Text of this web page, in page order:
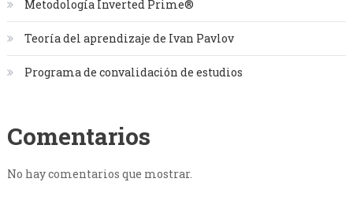
Metodología Inverted Prime®
Teoría del aprendizaje de Ivan Pavlov
Programa de convalidación de estudios
Comentarios
No hay comentarios que mostrar.